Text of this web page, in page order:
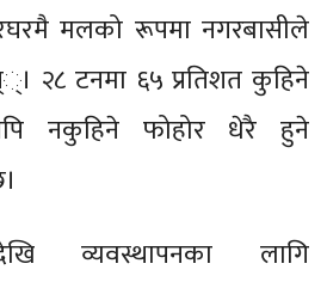
मलको रूपमा नगरबासीले
२८ टनमा ६५ प्रतिशत कुहिने
नकुहिने फोहोर धेरै हुने
व्यवस्थापनका लागि